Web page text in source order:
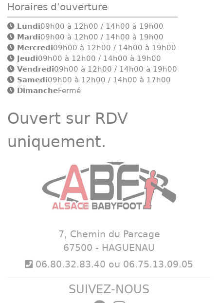
Horaires d'ouverture
Lundi09h00 à 12h00 / 14h00 à 19h00
Mardi09h00 à 12h00 / 14h00 à 19h00
Mercredi09h00 à 12h00 / 14h00 à 19h00
Jeudi09h00 à 12h00 / 14h00 à 19h00
Vendredi09h00 à 12h00 / 14h00 à 19h00
Samedi09h00 à 12h00 / 14h00 à 17h00
DimancheFermé
Ouvert sur RDV
uniquement.
7, Chemin du Parcage
67500 - HAGUENAU
06.80.32.83.40 ou 06.75.13.09.05
SUIVEZ-NOUS